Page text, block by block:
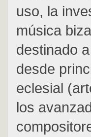
uso, la
música
destinado
desde
eclesial
los